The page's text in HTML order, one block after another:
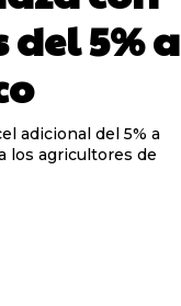
5% a
adicional del 5% a
los agricultores de